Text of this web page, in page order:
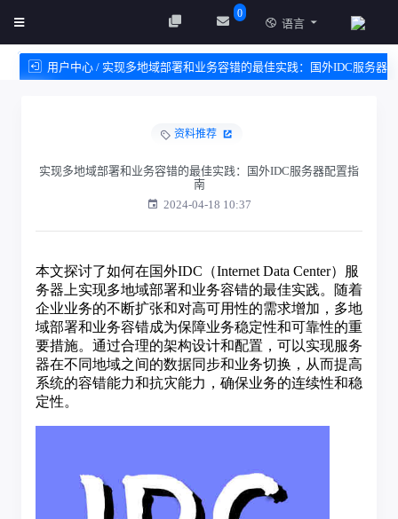
0
语言
用户中心 / 实现多地域部署和业务容错的最佳实践：国外IDC服务器
资料推荐
实现多地域部署和业务容错的最佳实践：国外IDC服务器配置指
南
2024-04-18 10:37